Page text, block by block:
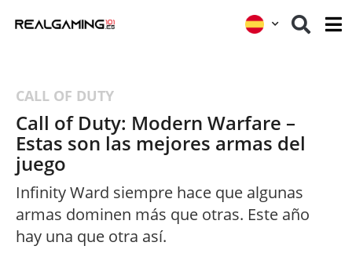
CALL OF DUTY
Call of Duty: Modern Warfare –
Estas son las mejores armas del
juego
Infinity Ward siempre hace que algunas
armas dominen más que otras. Este año
hay una que otra así.